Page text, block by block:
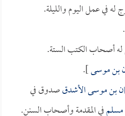
له في عمل اليوم والليلة.
أصحاب الكتب الستة.
بن موسى].
بن موسى الأشدقصدوق في
مسلمفي المقدمة وأصحاب السنن.